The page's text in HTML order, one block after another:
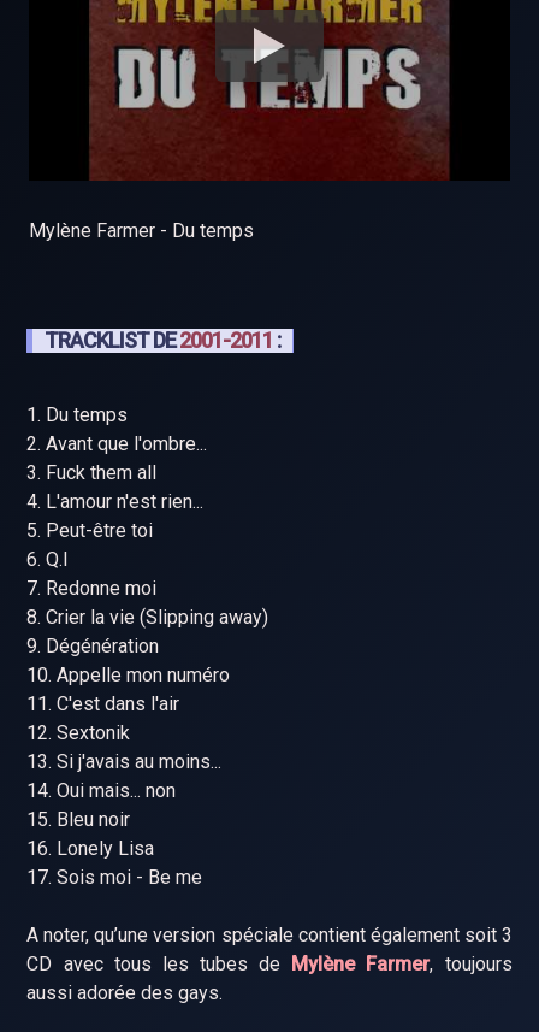
Mylène Farmer - Du temps
TRACKLIST DE2001-2011 :
1. Du temps
2. Avant que l'ombre...
3. Fuck them all
4. L'amour n'est rien...
5. Peut-être toi
6. Q.I
7. Redonne moi
8. Crier la vie (Slipping away)
9. Dégénération
10. Appelle mon numéro
11. C'est dans l'air
12. Sextonik
13. Si j'avais au moins...
14. Oui mais... non
15. Bleu noir
16. Lonely Lisa
17. Sois moi - Be me
A noter, qu’une version spéciale contient également soit 3
CD avec tous les tubes de
Mylène Farmer, toujours
aussi adorée des gays.